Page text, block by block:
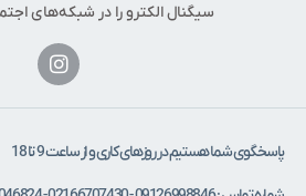
سیگنال الکترو را در شبکه‌های
پاسخگوی شما هستیم در روزهای کاری و از ساعت 9 تا 18